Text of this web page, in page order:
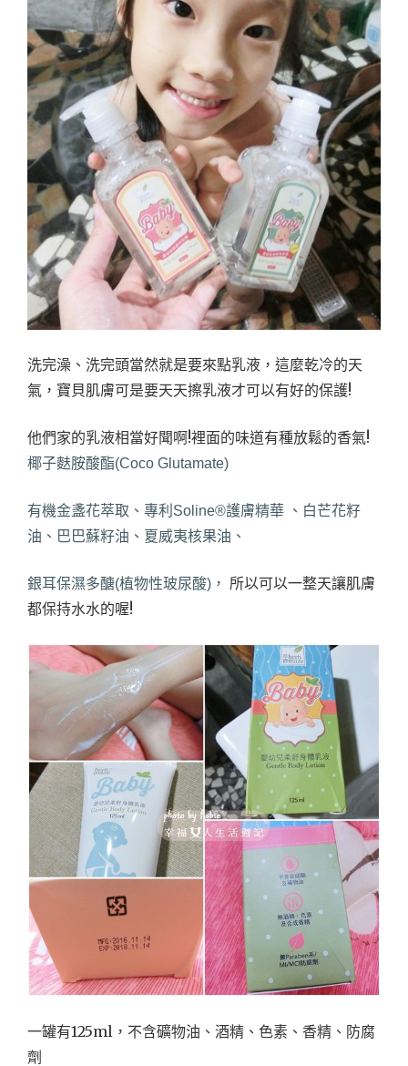
洗完澡、洗完頭當然就是要來點乳液，這麼乾冷的天
氣，寶貝肌膚可是要天天擦乳液才可以有好的保護!
他們家的乳液相當好聞啊!裡面的味道有種放鬆的香氣!
椰子麩胺酸酯(Coco Glutamate)
有機金盞花萃取、專利Soline®護膚精華 、白芒花籽
油、巴巴蘇籽油、夏威夷核果油、
銀耳保濕多醣(植物性玻尿酸)，
所以可以一整天讓肌膚
都保持水水的喔!
一罐有125ml，不含礦物油、酒精、色素、香精、防腐
劑